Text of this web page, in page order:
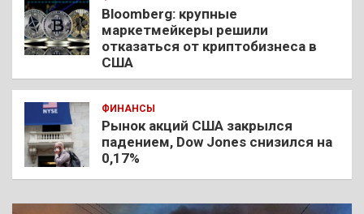
Bloomberg: крупные
маркетмейкеры решили
отказаться от криптобизнеса в
США
ФИНАНСЫ
Рынок акций США закрылся
падением, Dow Jones снизился на
0,17%